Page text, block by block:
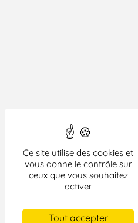
Ce site utilise des cookies et
vous donne le contrôle sur
ceux que vous souhaitez
activer
Tout accepter
CONTACTER LA LDH